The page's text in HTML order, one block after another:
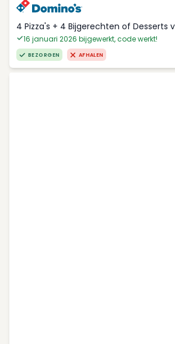
4 Pizza's + 4 Bijgerechten of Desserts
16 januari 2026 bijgewerkt, code werkt!
BEZORGEN AFHALEN